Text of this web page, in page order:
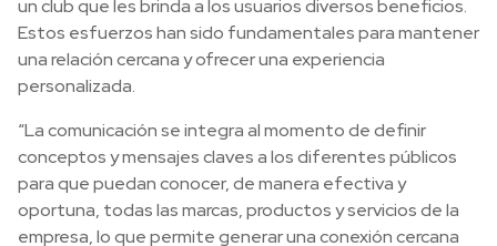
un club que les brinda a los usuarios diversos beneficios.
Estos esfuerzos han sido fundamentales para mantener
una relación cercana y ofrecer una experiencia
personalizada.
“La comunicación se integra al momento de definir
conceptos y mensajes claves a los diferentes públicos
para que puedan conocer, de manera efectiva y
oportuna, todas las marcas, productos y servicios de la
empresa, lo que permite generar una conexión cercana